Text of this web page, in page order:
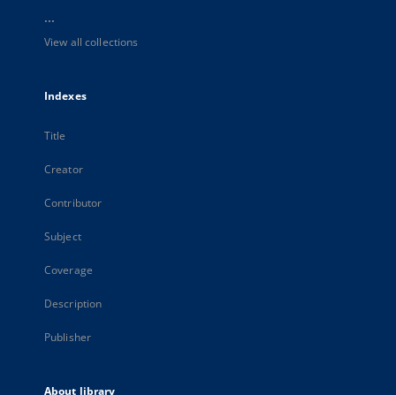
...
View all collections
Indexes
Title
Creator
Contributor
Subject
Coverage
Description
Publisher
About library